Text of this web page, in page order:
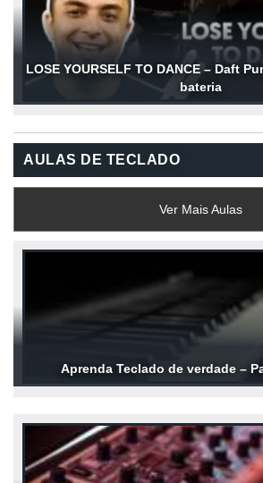
LOSE YOURSELF TO DANCE – Daft
bateria
AULAS DE TECLADO
Ver Mais Aulas
Aprenda Teclado de verdade –